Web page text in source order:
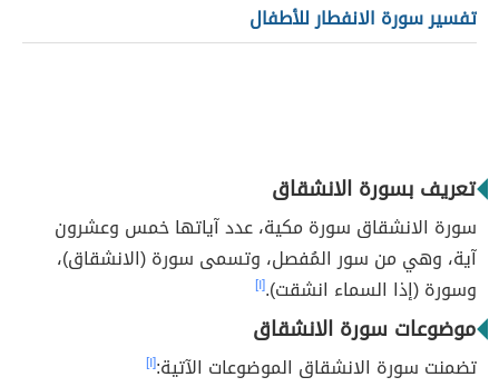
تفسير سورة الانفطار للأطفال
تعريف بسورة الانشقاق
سورة الانشقاق سورة مكية، عدد آياتها خمس وعشرون
آية، وهي من سور المُفصل، وتسمى سورة (الانشقاق)،
وسورة (إذا السماء انشقت).[١]
موضوعات سورة الانشقاق
تضمنت سورة الانشقاق الموضوعات الآتية:[١]